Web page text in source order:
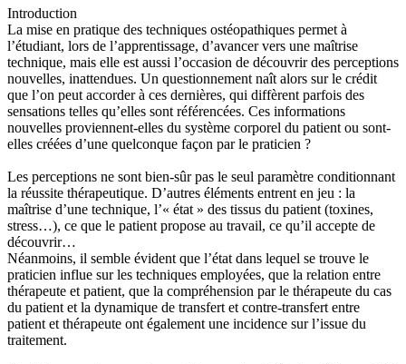
Introduction
La mise en pratique des techniques ostéopathiques permet à
l’étudiant, lors de l’apprentissage, d’avancer vers une maîtrise
technique, mais elle est aussi l’occasion de découvrir des perceptions
nouvelles, inattendues. Un questionnement naît alors sur le crédit
que l’on peut accorder à ces dernières, qui diffèrent parfois des
sensations telles qu’elles sont référencées. Ces informations
nouvelles proviennent-elles du système corporel du patient ou sont-
elles créées d’une quelconque façon par le praticien ?
Les perceptions ne sont bien-sûr pas le seul paramètre conditionnant
la réussite thérapeutique. D’autres éléments entrent en jeu : la
maîtrise d’une technique, l’« état » des tissus du patient (toxines,
stress…), ce que le patient propose au travail, ce qu’il accepte de
découvrir…
Néanmoins, il semble évident que l’état dans lequel se trouve le
praticien influe sur les techniques employées, que la relation entre
thérapeute et patient, que la compréhension par le thérapeute du cas
du patient et la dynamique de transfert et contre-transfert entre
patient et thérapeute ont également une incidence sur l’issue du
traitement.